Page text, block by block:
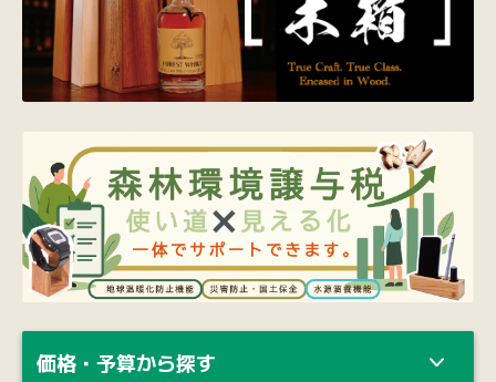
価格・予算から探す